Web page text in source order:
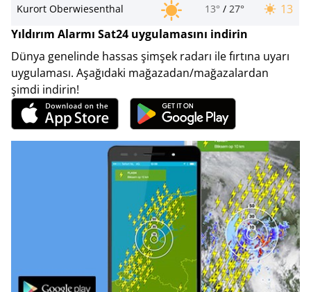
Kurort Oberwiesenthal 13° / 27°
13
Yıldırım Alarmı Sat24 uygulamasını indirin
Dünya genelinde hassas şimşek radarı ile fırtına uyarı
uygulaması. Aşağıdaki mağazadan/mağazalardan
şimdi indirin!